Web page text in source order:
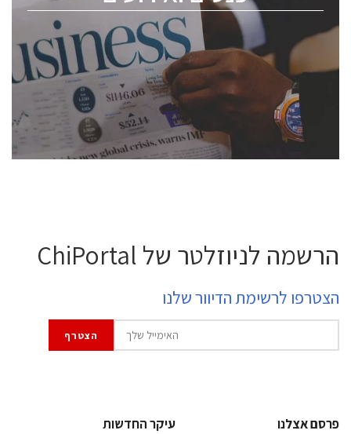
ChipEx2026 will be held on May 12-13, 2026. The
conference is intended for everyone involved in the
semiconductor industry, including engineers,
professional experts, and senior executives.
לחץ לפרטים
הרשמה לניוזלטר של ChiPortal
הצטרפו לרשימת הדיוור שלנו
פרסם אצלנו
עיקר החדשות